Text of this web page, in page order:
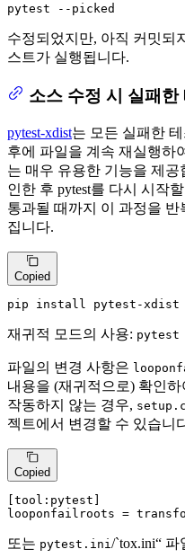
pytest --picked
수정되었지만, 아직 커밋되
스트가 실행됩니다.
소스 수정 시 실패한
pytest-xdist는 모든 실패한
후에 파일을 계속 재실행하
는 매우 유용한 기능을 제
인한 후 pytest를 다시 시작
통과될 때까지 이 과정을
집니다.
Copied
pip install pytest-xdist
재귀적 모드의 사용:
파일의 변경 사항은
내용을 (재귀적으로) 확인
작동하지 않는 경우,
젝트에서 변경할 수 있습니
Copied
[tool:pytest]
looponfailroots =
또는 pytest.ini/`tox.ini“ 파